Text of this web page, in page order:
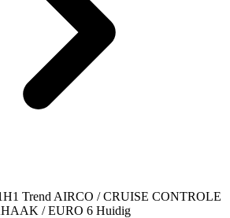
Trend AIRCO / CRUISE CONTROLE
/ EURO 6 Huidig